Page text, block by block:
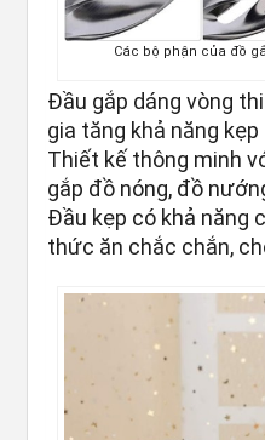
Các bộ phận của đồ
Đầu gắp dáng vòng
gia tăng khả năng
Thiết kế thông minh
gắp đồ nóng, đồ
Đầu kẹp có khả năng
thức ăn chắc chắn,